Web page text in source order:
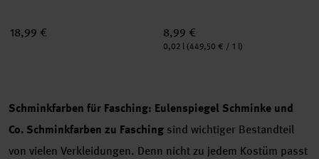
18,99 € 8,99 €
Inhalt:
0,02 l (449,50 € / 1 l)
Schminkfarben für Fasching: Eulenspiegel Schminke und
Co. Schminkfarben zu Fasching sind wichtiger Bestandteil
von vielen Verkleidungen. Denn nicht zu jedem Kostüm passt